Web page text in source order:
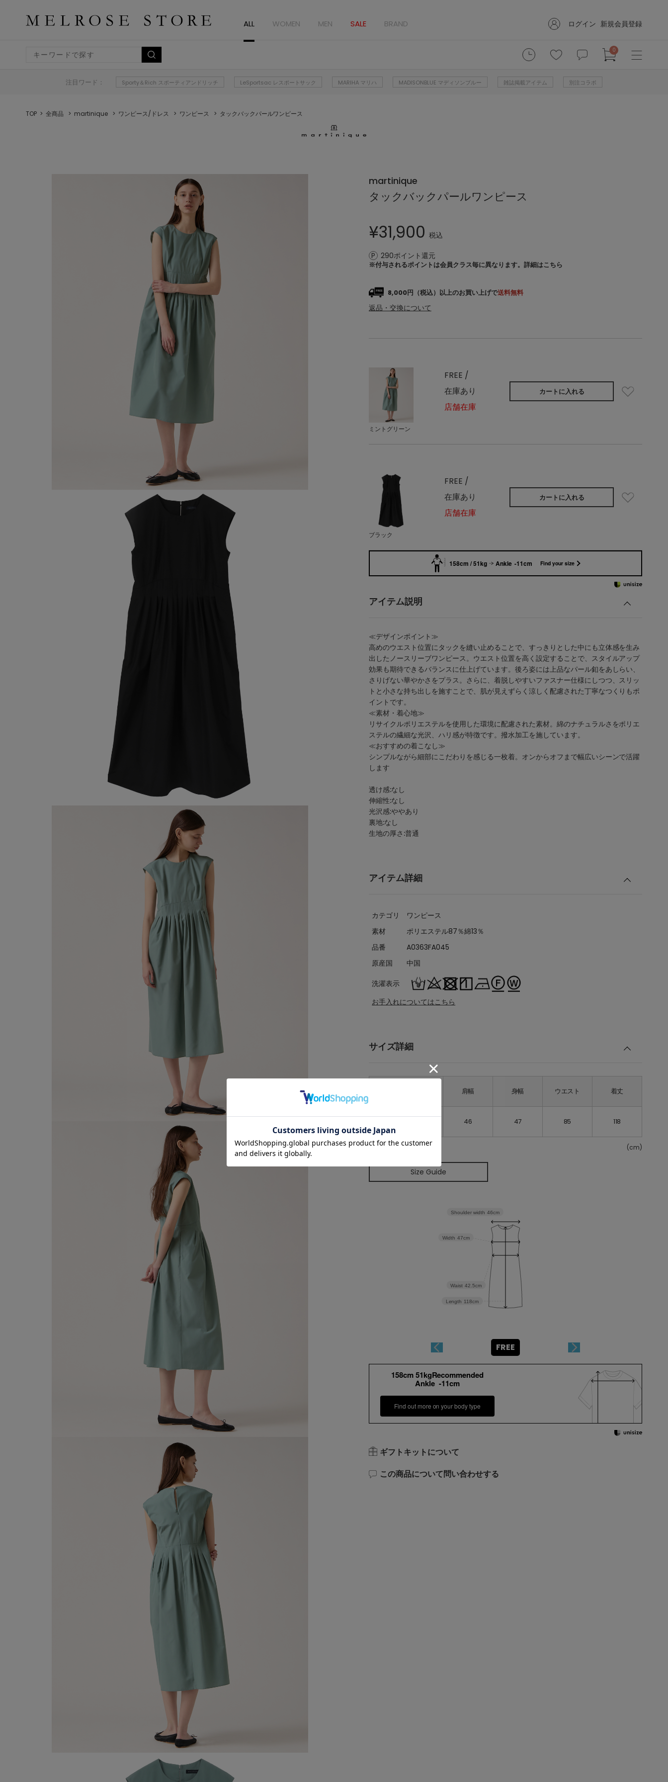
ALL WOMEN MEN SALE BRAND ログイン 新規会員登録
0
注目ワード： Sporty＆Rich スポーティアンドリッチ LeSportsac レスポートサック MARIHA マリハ MADISONBLUE マディソンブルー 雑誌掲載アイテム 別注コラボ
TOP 全商品 martinique ワンピース/ドレス ワンピース タックバックパールワンピース
martinique
タックバックパールワンピース
¥31,900 税込
290ポイント還元
※付与されるポイントは会員クラス毎に異なります。 詳細はこちら
8,000円（税込）以上のお買い上げで送料無料
返品・交換について
ミントグリーン
FREE /
在庫あり
店舗在庫
カートに入れる
ブラック
FREE /
在庫あり
店舗在庫
カートに入れる
158cm / 51kg Ankle -11cm Find your size
アイテム説明
≪デザインポイント≫
高めのウエスト位置にタックを縫い止めることで、すっきりとした中にも立体感を生み
出したノースリーブワンピース。ウエスト位置を高く設定することで、スタイルアップ
効果も期待できるバランスに仕上げています。後ろ姿には上品なパール釦をあしらい、
さりげない華やかさをプラス。さらに、着脱しやすいファスナー仕様にしつつ、スリッ
トと小さな持ち出しを施すことで、肌が見えずらく涼しく配慮された丁寧なつくりもポ
イントです。
≪素材・着心地≫
リサイクルポリエステルを使用した環境に配慮された素材。綿のナチュラルさをポリエ
ステルの繊細な光沢、ハリ感が特徴です。撥水加工を施しています。
≪おすすめの着こなし≫
シンプルながら細部にこだわりを感じる一枚着。オンからオフまで幅広いシーンで活躍
します
透け感:なし
伸縮性:なし
光沢感:ややあり
裏地:なし
生地の厚さ:普通
アイテム詳細
カテゴリ
ワンピース
素材
ポリエステル87％綿13％
品番
A0363FA045
原産国
中国
洗濯表示
お手入れについてはこちら
サイズ詳細
肩幅 身幅 ウエスト 着丈
46 47 85 118
(cm)
Size Guide
Length 118cm
Waist 42.5cm
Width 47cm
Shoulder width 46cm
FREE
158cm 51kgRecommended
Ankle -11cm
Find out more on your body type
ギフトキットについて
この商品について問い合わせする